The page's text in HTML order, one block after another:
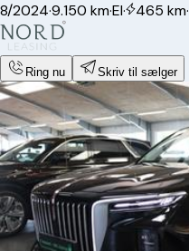
8/2024·9.150 km·El· 465 km·
Ring nu Skriv til sælger